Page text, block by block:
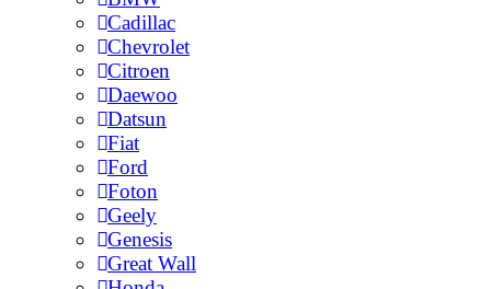
Cadillac
Chevrolet
Citroen
Daewoo
Datsun
Fiat
Ford
Foton
Geely
Genesis
Great Wall